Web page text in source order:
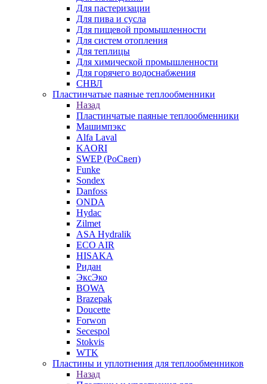
Для пастеризации
Для пива и сусла
Для пищевой промышленности
Для систем отопления
Для теплицы
Для химической промышленности
Для горячего водоснабжения
СНВЛ
Пластинчатые паяные теплообменники
Назад
Пластинчатые паяные теплообменники
Машимпэкс
Alfa Laval
KAORI
SWEP (РоСвеп)
Funke
Sondex
Danfoss
ONDA
Hydac
Zilmet
ASA Hydralik
ECO AIR
HISAKA
Ридан
ЭксЭко
BOWA
Brazepak
Doucette
Forwon
Secespol
Stokvis
WTK
Пластины и уплотнения для теплообменников
Назад